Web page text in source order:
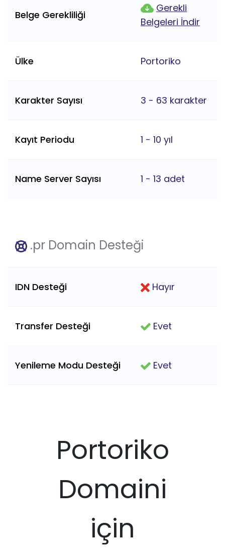
Belge Gerekliliği
Gerekli
Belgeleri İndir
Ülke Portoriko
Karakter Sayısı 3 - 63 karakter
Kayıt Periodu 1 - 10 yıl
Name Server Sayısı 1 - 13 adet
.pr Domain Desteği
IDN Desteği Hayır
Transfer Desteği Evet
Yenileme Modu Desteği Evet
Portoriko
Domaini
için